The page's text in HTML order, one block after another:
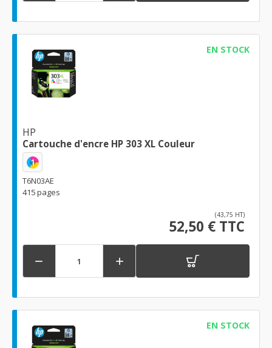
EN STOCK
HP
Cartouche d'encre HP 303 XL Couleur
1
T6N03AE
415 pages
(43,75 HT)
52,50 € TTC
 
EN STOCK